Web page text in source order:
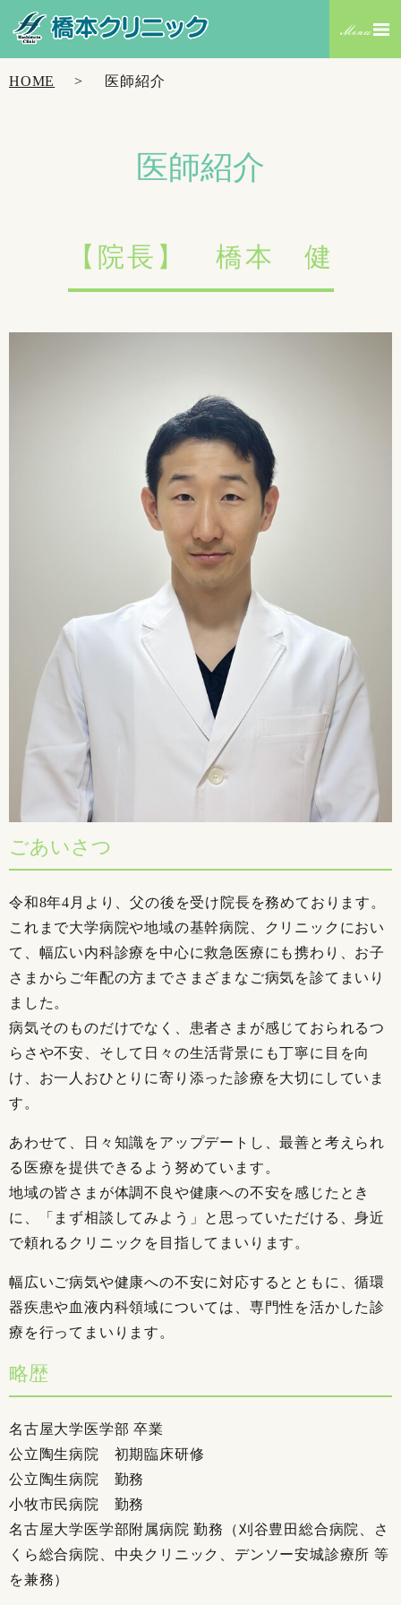
HOME 医師紹介
医師紹介
【院長】 橋本 健
ごあいさつ
令和8年4月より、父の後を受け院長を務めております。
これまで大学病院や地域の基幹病院、クリニックにおい
て、幅広い内科診療を中心に救急医療にも携わり、お子
さまからご年配の方までさまざまなご病気を診てまいり
ました。
病気そのものだけでなく、患者さまが感じておられるつ
らさや不安、そして日々の生活背景にも丁寧に目を向
け、お一人おひとりに寄り添った診療を大切にしていま
す。
あわせて、日々知識をアップデートし、最善と考えられ
る医療を提供できるよう努めています。
地域の皆さまが体調不良や健康への不安を感じたとき
に、「まず相談してみよう」と思っていただける、身近
で頼れるクリニックを目指してまいります。
幅広いご病気や健康への不安に対応するとともに、循環
器疾患や血液内科領域については、専門性を活かした診
療を行ってまいります。
略歴
名古屋大学医学部 卒業
公立陶生病院 初期臨床研修
公立陶生病院 勤務
小牧市民病院 勤務
名古屋大学医学部附属病院 勤務（刈谷豊田総合病院、さ
くら総合病院、中央クリニック、デンソー安城診療所 等
を兼務）